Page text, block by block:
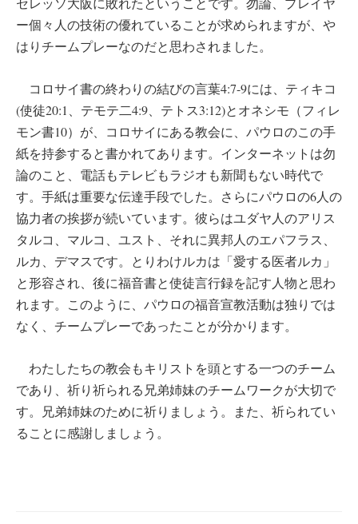
ー個々人の技術の優れていることが求められますが、や
はりチームプレーなのだと思わされました。
コロサイ書の終わりの結びの言葉4:7-9には、ティキコ
(使徒20:1、テモテ二4:9、テトス3:12)とオネシモ（フィレ
モン書10）が、コロサイにある教会に、パウロのこの手
紙を持参すると書かれてあります。インターネットは勿
論のこと、電話もテレビもラジオも新聞もない時代で
す。手紙は重要な伝達手段でした。さらにパウロの6人の
協力者の挨拶が続いています。彼らはユダヤ人のアリス
タルコ、マルコ、ユスト、それに異邦人のエパフラス、
ルカ、デマスです。とりわけルカは「愛する医者ルカ」
と形容され、後に福音書と使徒言行録を記す人物と思わ
れます。このように、パウロの福音宣教活動は独りでは
なく、チームプレーであったことが分かります。
わたしたちの教会もキリストを頭とする一つのチーム
であり、祈り祈られる兄弟姉妹のチームワークが大切で
す。兄弟姉妹のために祈りましょう。また、祈られてい
ることに感謝しましょう。